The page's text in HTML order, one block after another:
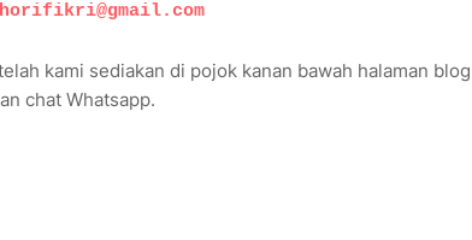
kami sediakan di pojok kanan bawah halaman blog
chat Whatsapp.